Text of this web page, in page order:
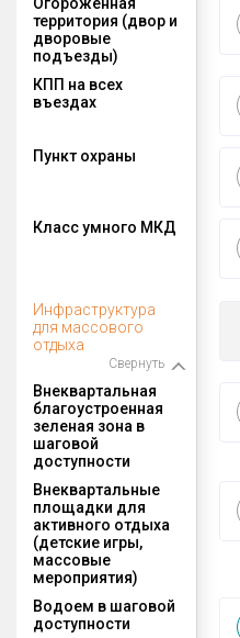
территория (двор и
дворовые
подъезды)
КПП на всех
въездах
Пункт охраны
Класс умного МКД
Инфраструктура
для массового
отдыха
Свернуть
Внеквартальная
благоустроенная
зеленая зона в
шаговой
доступности
Внеквартальные
площадки для
активного отдыха
(детские игры,
массовые
мероприятия)
Водоем в шаговой
доступности